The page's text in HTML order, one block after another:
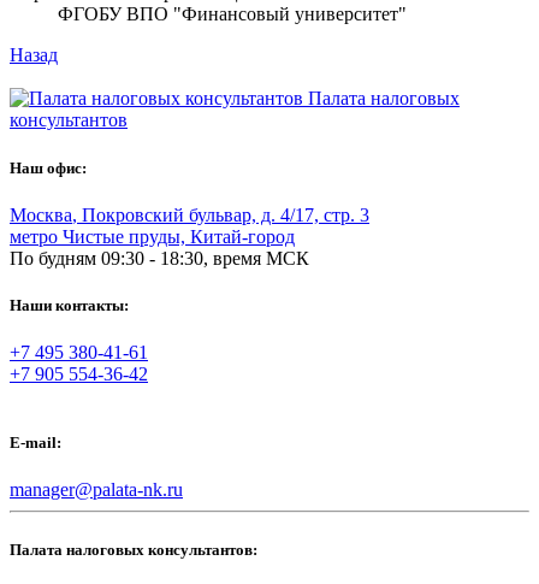
ФГОБУ ВПО "Финансовый университет"
Назад
Палата налоговых
консультантов
Наш офис:
Москва, Покровский бульвар, д. 4/17, стр. 3
метро Чистые пруды, Китай-город
По будням 09:30 - 18:30, время МСК
Наши контакты:
+7 495 380-41-61
+7 905 554-36-42
E-mail:
manager@palata-nk.ru
Палата налоговых консультантов: